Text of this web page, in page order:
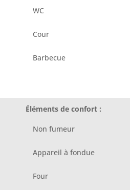
WC
Cour
Barbecue
Éléments de confort :
Non fumeur
Appareil à fondue
Four